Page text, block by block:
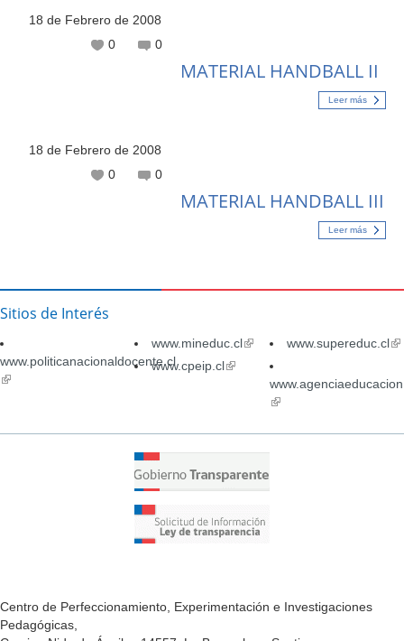
18 de Febrero de 2008
0
0
MATERIAL HANDBALL II
Leer más
18 de Febrero de 2008
0
0
MATERIAL HANDBALL III
Leer más
Sitios de Interés
www.politicanacionaldocente.cl
(link
www.mineduc.cl(link
external)
www.supereduc.cl
www.cpeip.cl(link
external)(link
external)
Centro de Perfeccionamiento, Experimentación e Investigaciones
Pedagógicas,